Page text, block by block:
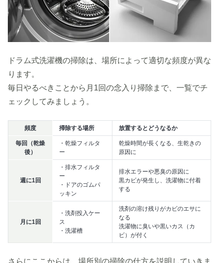
ドラム式洗濯機の掃除は、場所によって適切な頻度が異な
ります。
毎日やるべきことから月1回の念入り掃除まで、一覧でチ
ェックしてみましょう。
頻度 掃除する場所 放置するとどうなるか
毎回（乾燥
後）
・乾燥フィルタ
ー
乾燥時間が長くなる、生乾きの
原因に
週に1回
・排水フィルタ
ー
・ドアのゴムパ
ッキン
排水エラーや悪臭の原因に
黒カビが発生し、洗濯物に付着
する
月に1回
・洗剤投入ケー
ス
・洗濯槽
洗剤の溶け残りがカビのエサに
なる
洗濯物に臭いや黒いカス（カ
ビ）が付く
さらにここからは、場所別の掃除の仕方を説明していきま